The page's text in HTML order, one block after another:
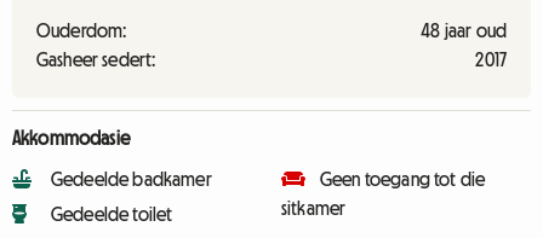
Ouderdom:
48 jaar oud
Gasheer sedert:
2017
Akkommodasie
Gedeelde badkamer
Gedeelde toilet
Geen toegang tot die
sitkamer